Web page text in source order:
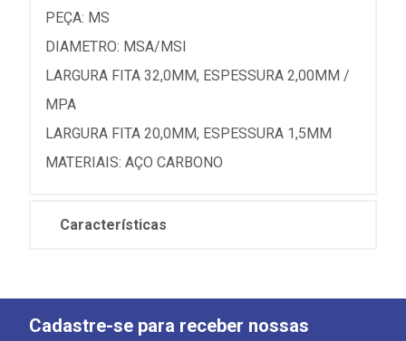
PEÇA: MS
DIAMETRO: MSA/MSI
LARGURA FITA 32,0MM, ESPESSURA 2,00MM /
MPA
LARGURA FITA 20,0MM, ESPESSURA 1,5MM
MATERIAIS: AÇO CARBONO
Características
Cadastre-se para receber nossas